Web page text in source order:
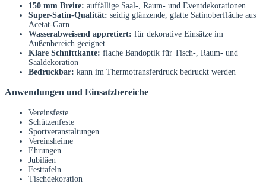
150 mm Breite: auffällige Saal-, Raum- und Eventdekorationen
Super-Satin-Qualität: seidig glänzende, glatte Satinoberfläche aus
Acetat-Garn
Wasserabweisend appretiert: für dekorative Einsätze im
Außenbereich geeignet
Klare Schnittkante: flache Bandoptik für Tisch-, Raum- und
Saaldekoration
Bedruckbar: kann im Thermotransferdruck bedruckt werden
Anwendungen und Einsatzbereiche
Vereinsfeste
Schützenfeste
Sportveranstaltungen
Vereinsheime
Ehrungen
Jubiläen
Festtafeln
Tischdekoration